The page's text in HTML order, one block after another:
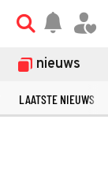
nieuws
LAATSTE NIEUWS